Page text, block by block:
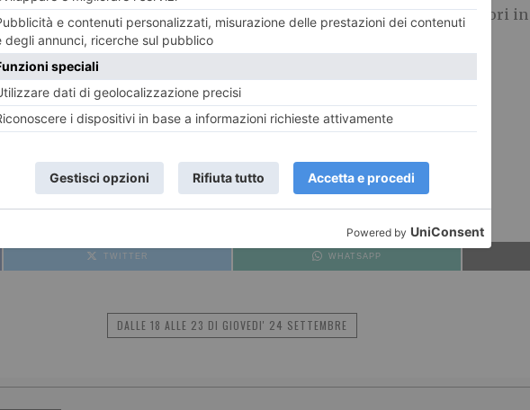
di moto, è interpretato con suoni, linguaggio, forme, materia e colori
Fading, 2015)
TWITTER WHATSAPP
DALLE 18 ALLE 23 DI GIOVEDI' 24 SETTEMBRE